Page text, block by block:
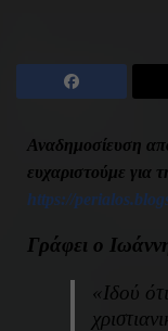
Αναδημοσίευση
ευχαριστούμε για
https://
Γράφει ο
«Ιδού